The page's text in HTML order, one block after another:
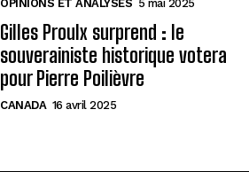
OPINIONS ET ANALYSES 5 mai 2025
Gilles Proulx surprend : le
souverainiste historique votera
pour Pierre Poilièvre
CANADA 16 avril 2025